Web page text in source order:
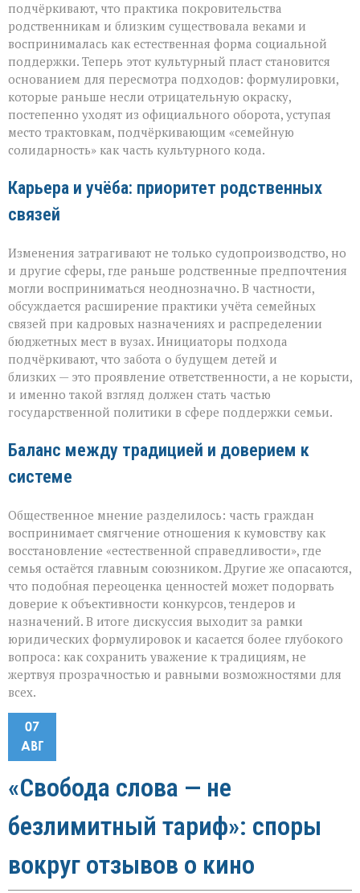
подчёркивают, что практика покровительства
родственникам и близким существовала веками и
воспринималась как естественная форма социальной
поддержки. Теперь этот культурный пласт становится
основанием для пересмотра подходов: формулировки,
которые раньше несли отрицательную окраску,
постепенно уходят из официального оборота, уступая
место трактовкам, подчёркивающим «семейную
солидарность» как часть культурного кода.
Карьера и учёба: приоритет родственных
связей
Изменения затрагивают не только судопроизводство, но
и другие сферы, где раньше родственные предпочтения
могли восприниматься неоднозначно. В частности,
обсуждается расширение практики учёта семейных
связей при кадровых назначениях и распределении
бюджетных мест в вузах. Инициаторы подхода
подчёркивают, что забота о будущем детей и
близких — это проявление ответственности, а не корысти,
и именно такой взгляд должен стать частью
государственной политики в сфере поддержки семьи.
Баланс между традицией и доверием к
системе
Общественное мнение разделилось: часть граждан
воспринимает смягчение отношения к кумовству как
восстановление «естественной справедливости», где
семья остаётся главным союзником. Другие же опасаются,
что подобная переоценка ценностей может подорвать
доверие к объективности конкурсов, тендеров и
назначений. В итоге дискуссия выходит за рамки
юридических формулировок и касается более глубокого
вопроса: как сохранить уважение к традициям, не
жертвуя прозрачностью и равными возможностями для
всех.
07
АВГ
«Свобода слова — не
безлимитный тариф»: споры
вокруг отзывов о кино